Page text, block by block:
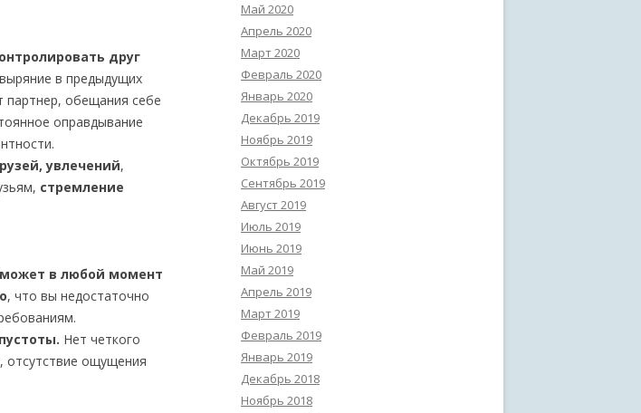
друг
в предыдущих
партнер, обещания себе
оправдывание
увлечений,
стремление
может в любой момент
, что вы недостаточно
Нет четкого
отсутствие ощущения
Май 2020
Апрель 2020
Март 2020
Февраль 2020
Январь 2020
Декабрь 2019
Ноябрь 2019
Октябрь 2019
Сентябрь 2019
Август 2019
Июль 2019
Июнь 2019
Май 2019
Апрель 2019
Март 2019
Февраль 2019
Январь 2019
Декабрь 2018
Ноябрь 2018